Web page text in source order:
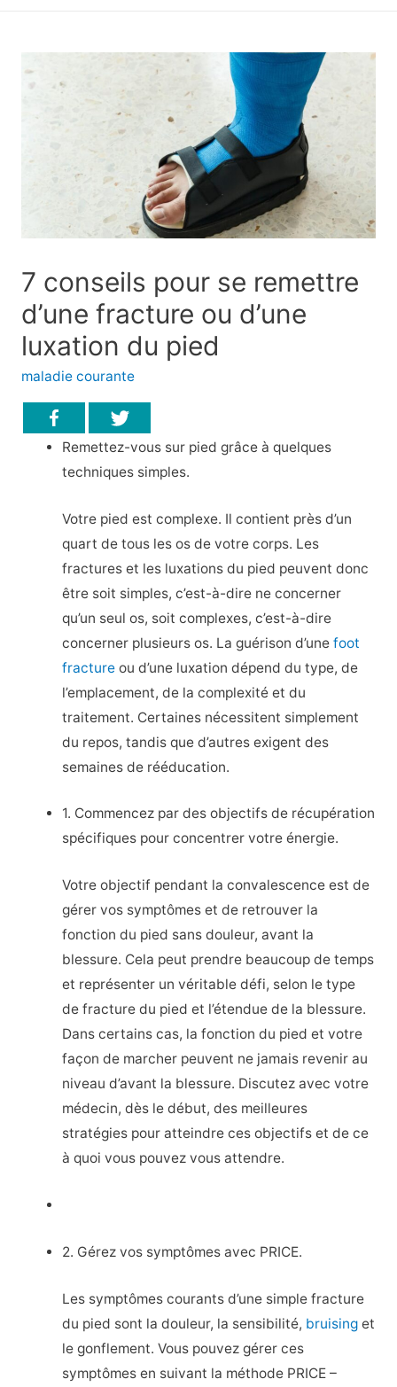
7 conseils pour se remettre
d’une fracture ou d’une
luxation du pied
maladie courante
Remettez-vous sur pied grâce à quelques
techniques simples.
Votre pied est complexe. Il contient près d’un
quart de tous les os de votre corps. Les
fractures et les luxations du pied peuvent donc
être soit simples, c’est-à-dire ne concerner
qu’un seul os, soit complexes, c’est-à-dire
concerner plusieurs os. La guérison d’unefoot
fracture ou d’une luxation dépend du type, de
l’emplacement, de la complexité et du
traitement. Certaines nécessitent simplement
du repos, tandis que d’autres exigent des
semaines de rééducation.
1. Commencez par des objectifs de récupération
spécifiques pour concentrer votre énergie.
Votre objectif pendant la convalescence est de
gérer vos symptômes et de retrouver la
fonction du pied sans douleur, avant la
blessure. Cela peut prendre beaucoup de temps
et représenter un véritable défi, selon le type
de fracture du pied et l’étendue de la blessure.
Dans certains cas, la fonction du pied et votre
façon de marcher peuvent ne jamais revenir au
niveau d’avant la blessure. Discutez avec votre
médecin, dès le début, des meilleures
stratégies pour atteindre ces objectifs et de ce
à quoi vous pouvez vous attendre.
2. Gérez vos symptômes avec PRICE.
Les symptômes courants d’une simple fracture
du pied sont la douleur, la sensibilité, bruising et
le gonflement. Vous pouvez gérer ces
symptômes en suivant la méthode PRICE –